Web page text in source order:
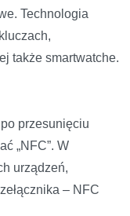
Technologia
także smartwatche.
przesunięciu
„NFC”. W
urządzeń,
– NFC